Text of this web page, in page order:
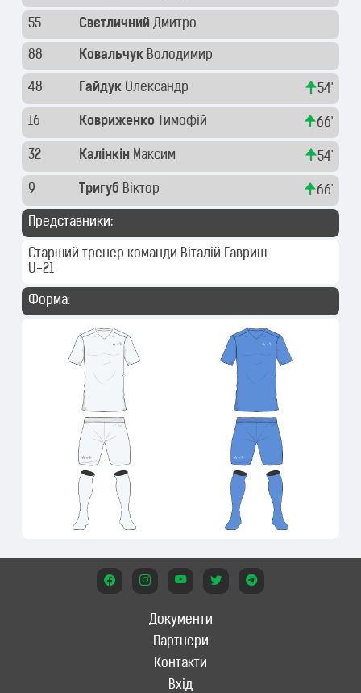
55 Свєтличний Дмитро
88 Ковальчук Володимир
48 Гайдук Олександр 54'
16 Ковриженко Тимофій 66'
32 Калінкін Максим 54'
9 Тригуб Віктор 66'
Представники:
Старший тренер команди
U-21
Віталій Гавриш
Форма:
Документи
Партнери
Контакти
Вхід